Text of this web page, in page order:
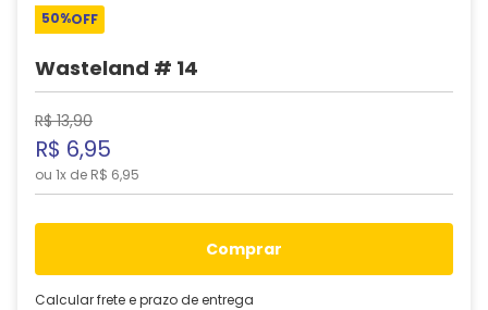
50%OFF
Wasteland # 14
R$ 13,90
R$ 6,95
ou 1x de R$ 6,95
comprar
Calcular frete e prazo de entrega